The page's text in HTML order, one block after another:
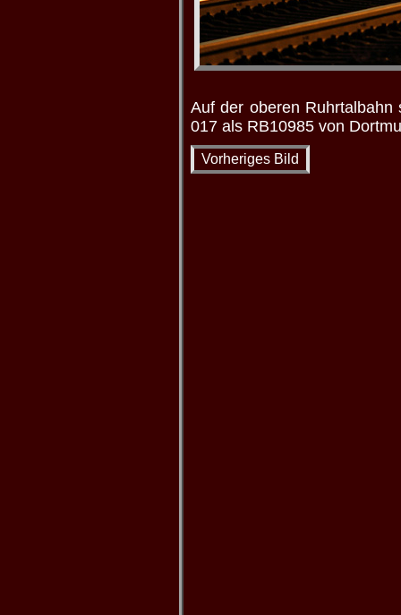
Auf der oberen
017 als RB10985 von
Vorheriges Bild